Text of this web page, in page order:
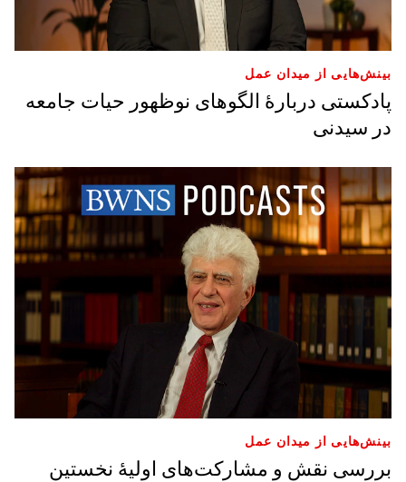
بینش‌هایی از میدان عمل
پادکستی دربارۀ الگوهای نوظهور حیات جامعه
در سیدنی
بینش‌هایی از میدان عمل
بررسی نقش و مشارکت‌های اولیهٔ نخستین